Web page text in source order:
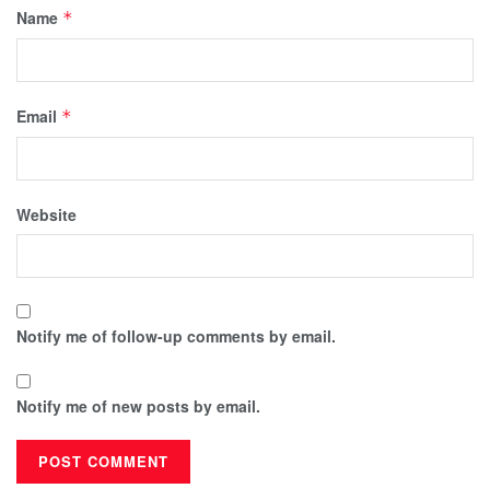
Name *
Email *
Website
Notify me of follow-up comments by email.
Notify me of new posts by email.